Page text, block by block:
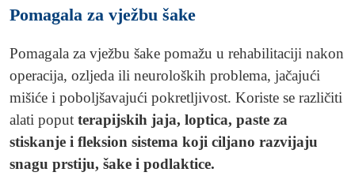
Pomagala za vježbu šake
Pomagala za vježbu šake pomažu u rehabilitaciji nakon
operacija, ozljeda ili neuroloških problema, jačajući
mišiće i poboljšavajući pokretljivost. Koriste se različiti
alati poput terapijskih jaja, loptica, paste za
stiskanje i fleksion sistema koji ciljano razvijaju
snagu prstiju, šake i podlaktice.